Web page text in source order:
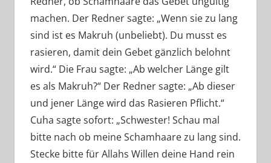
machen. Der Redner sagte: „Wenn sie zu lang
sind ist es Makruh (unbeliebt). Du musst es
rasieren, damit dein Gebet gänzlich belohnt
wird.“ Die Frau sagte: „Ab welcher Länge gilt
es als Makruh?“ Der Redner sagte: „Ab dieser
und jener Länge wird das Rasieren Pflicht.“
Cuha sagte sofort: „Schwester! Schau mal
bitte nach ob meine Schamhaare zu lang sind.
Stecke bitte für Allahs Willen deine Hand rein